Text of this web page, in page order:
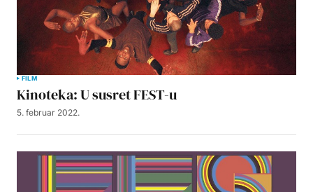
FILM
Kinoteka: U susret FEST-u
5. februar 2022.